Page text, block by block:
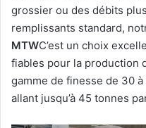
grossier ou des débits
remplissants standard,
MTWC’est un choix
fiables pour la production
gamme de finesse de 30
allant jusqu’à 45 tonnes